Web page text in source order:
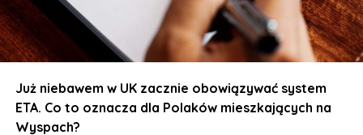
Już za ok. 1,5 roku będziemy mogli zapomnieć o limicie
100 mililitrów. Ale to nie wszystko.
Zmieni się także zasada dotycząca sprzętu
elektronicznego. Nie trzeba będzie już wyjmować
laptopów, tabletów czy kabli od ładowarek w czasie
Już niebawem w UK zacznie obowiązywać system
ETA. Co to oznacza dla Polaków mieszkających na
Wyspach?